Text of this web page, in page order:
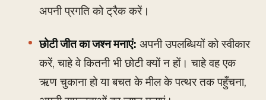
अपनी प्रगति को ट्रैक करें।
छोटी जीत का जश्न मनाएं: अपनी उपलब्धियों को स्वीकार
करें, चाहे वे कितनी भी छोटी क्यों न हों। चाहे वह एक
ऋण चुकाना हो या बचत के मील के पत्थर तक पहुँचना,